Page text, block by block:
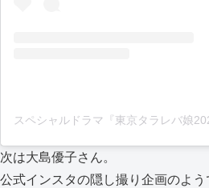
次は大島優子さん。
公式インスタの隠し撮り企画のよう